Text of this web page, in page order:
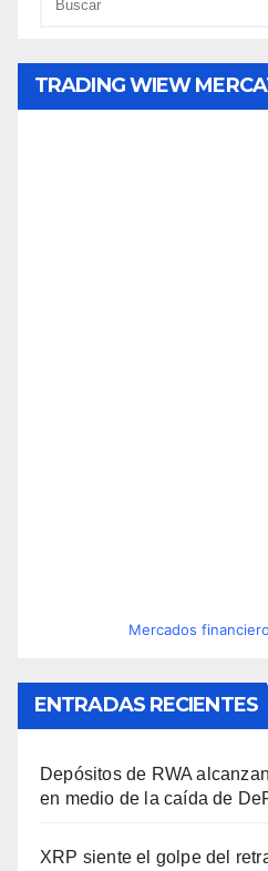
TRADING WIEW
Mercados
ENTRADAS RECIENTES
Depósitos de RWA
en medio de la caída de
XRP siente el golpe del